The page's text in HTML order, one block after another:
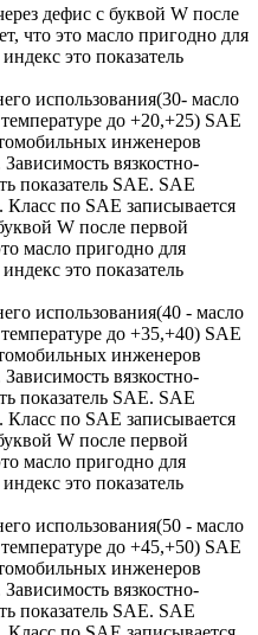
дефис с буквой W после
что это масло пригодно для
это показатель
использования(30- масло
до +20,+25) SAE
инженеров
вязкостно-
показатель SAE. SAE
Класс по SAE записывается
W после первой
масло пригодно для
это показатель
использования(40 - масло
до +35,+40) SAE
инженеров
вязкостно-
показатель SAE. SAE
Класс по SAE записывается
W после первой
масло пригодно для
это показатель
использования(50 - масло
до +45,+50) SAE
инженеров
вязкостно-
показатель SAE. SAE